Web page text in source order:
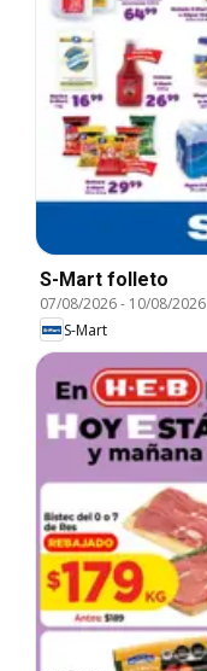
S-Mart folleto
07/08/2026- 10/08/2026
S-Mart